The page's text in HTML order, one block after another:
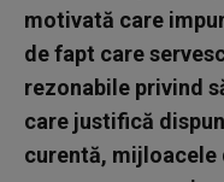
motivată care
de fapt care
rezonabile privind
care justifică
curentă, mijloacele